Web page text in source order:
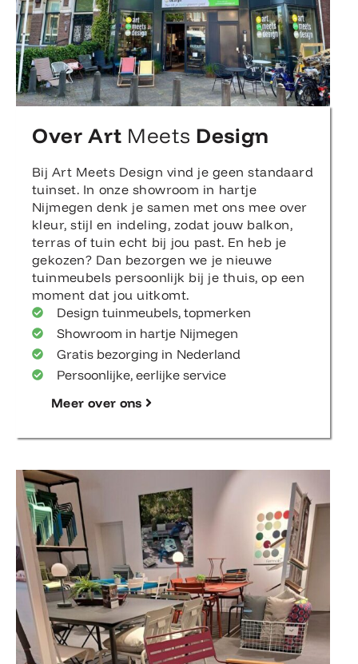
Over Art Meets Design
Bij Art Meets Design vind je geen standaard
tuinset. In onze showroom in hartje
Nijmegen denk je samen met ons mee over
kleur, stijl en indeling, zodat jouw balkon,
terras of tuin echt bij jou past. En heb je
gekozen? Dan bezorgen we je nieuwe
tuinmeubels persoonlijk bij je thuis, op een
moment dat jou uitkomt.
Design tuinmeubels, topmerken
Showroom in hartje Nijmegen
Gratis bezorging in Nederland
Persoonlijke, eerlijke service
Meer over ons